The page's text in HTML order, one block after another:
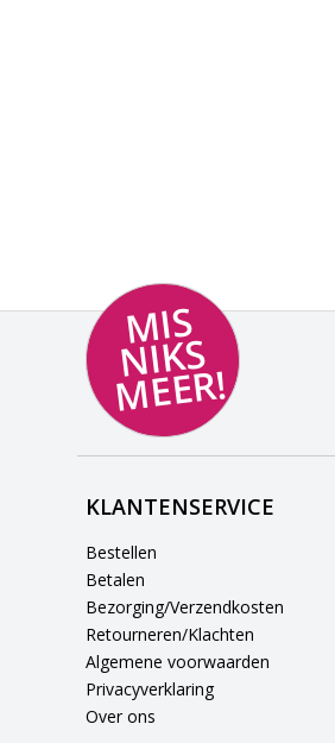
MI
S
NI
K
S
M
E
E
R!
KLANTENSERVICE
Bestellen
Betalen
Bezorging/Verzendkosten
Retourneren/Klachten
Algemene voorwaarden
Privacyverklaring
Over ons